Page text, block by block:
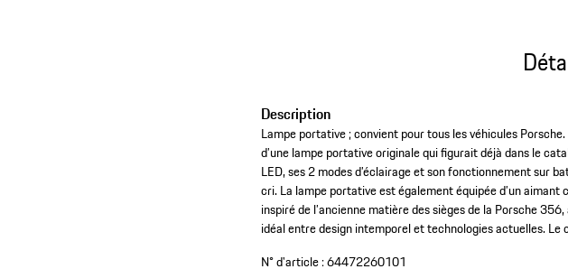
Description
Lampe portative ; convient pour tous les véhicules
d’une lampe portative originale qui figurait déjà dans le
LED, ses 2 modes d’éclairage et son fonctionnement sur
cri. La lampe portative est également équipée d’un
inspiré de l’ancienne matière des sièges de la Porsche
idéal entre design intemporel et technologies actuelles. Le
N° d'article :64472260101